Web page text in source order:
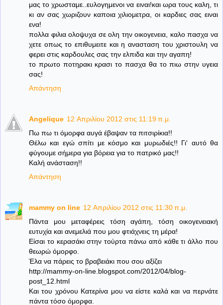
μας το χρωσταμε..ευλογημενοι να ειναι!και ωρα τους καλη, τι
κι αν σας χωριζουν καποια χιλιομετρα, οι καρδιες σας ειναι
ενα!
πολλα φιλια ολοψυχα σε ολη την οικογενεια, καλο πασχα να
χετε οπως το επιθυμειτε και η ανασταση του χριστουλη να
φερει στις καρδουλες σας την ελπιδα και την αγαπη!
το πρωτο ποτηρακι κρασι το πασχα θα το πιω στην υγεια
σας!
Απάντηση
Angelique 12 Απριλίου 2012 στις 11:19 π.μ.
Πω πω τι όμορφα αυγά έβαψαν τα πιτσιρίκια!!
Θέλω και εγώ σπίτι με κόσμο και μυρωδιές!! Γι' αυτό θα
φύγουμε σήμερα για βόρεια για το πατρικό μας!!
Καλή ανάσταση!!
Απάντηση
mammy on line 12 Απριλίου 2012 στις 11:30 π.μ.
Πάντα μου μεταφέρεις τόση αγάπη, τόση οικογενειακή
ευτυχία και ανεμελιά που μου φτιάχνεις τη μέρα!
Είσαι το κερασάκι στην τούρτα πάνω από κάθε τι άλλο που
θεωρώ όμορφο.
Έλα να πάρεις το βραβειάκι που σου αξίζει
http://mammy-on-line.blogspot.com/2012/04/blog-
post_12.html
Και του χρόνου Κατερίνα μου να είστε καλά και να περνάτε
πάντα τόσο όμορφα.